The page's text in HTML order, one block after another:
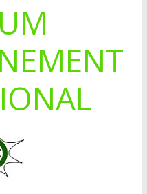
handicapées lutte contre